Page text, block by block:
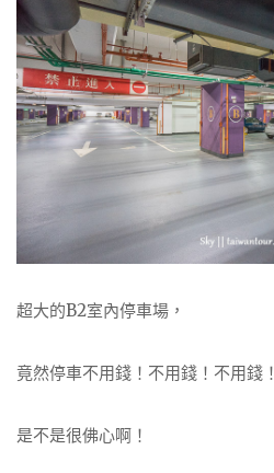
超大的B2室內停車場，
竟然停車不用錢！不用錢！不用錢！
是不是很佛心啊！